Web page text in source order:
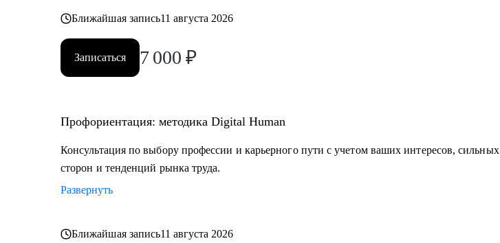
Постоянно повышаю квалификацию через тренинги по актуальным HR-технологиям и
Веду профильный канал, где делюсь практическими кейсами и аналитикой в сфере карьерного
Моя миссия — привести вас туда, где ваша деятельность приносит не только финансовый
Ближайшая запись11 августа 2026
Записаться 7 000 ₽
Профориентация: методика Digital Human
Консультация по выбору профессии и карьерного пути с учетом ваших интересов, сильных
сторон и тенденций рынка труда.
Развернуть
Ближайшая запись11 августа 2026